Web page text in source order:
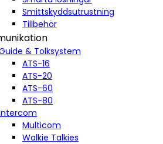
Smittskyddsutrustning
Tillbehör
& Tolksystem
ATS-16
ATS-20
ATS-60
ATS-80
Multicom
Walkie Talkies